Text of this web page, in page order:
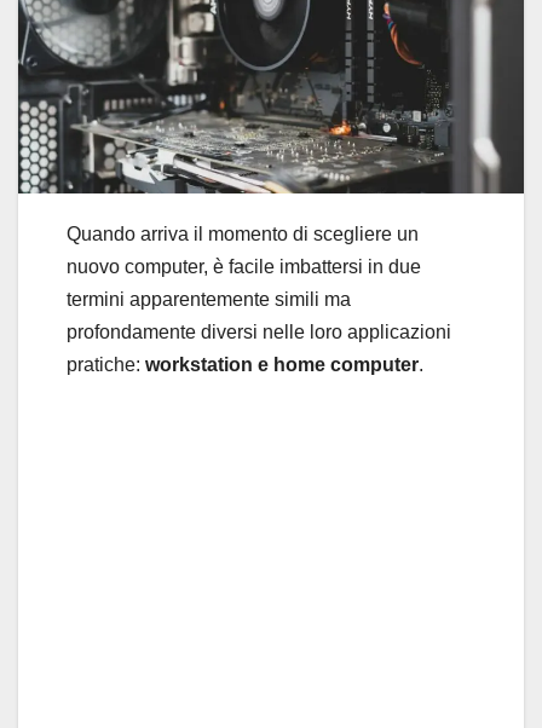
Quando arriva il momento di scegliere un
nuovo computer, è facile imbattersi in due
termini apparentemente simili ma
profondamente diversi nelle loro applicazioni
pratiche: workstation e home computer.